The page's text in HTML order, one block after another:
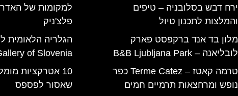
ירח דבש בסלובניה – טיפים
והמלצות לתכנון טיול
מלון בד אנד ברקפסט פארק
לובליאנה – B&B Ljubljana Park
טרמה קאטז – Terme Catez כפר
נופש ומרחצאות תרמיים חמים
למקומות של
פלצ'ניק
הגלריה הלאומית
of Slovenia
10 אטרקציות
שאסור לפספס